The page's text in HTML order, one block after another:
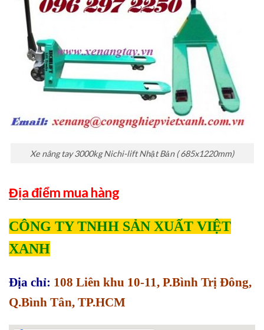
Xe nâng tay 3000kg Nichi-lift Nhật Bản ( 685x1220mm)
Địa điểm mua hàng
CÔNG TY TNHH SẢN XUẤT VIỆT
XANH
Địa chỉ: 108 Liên khu 10-11, P.Bình Trị Đông,
Q.Bình Tân, TP.HCM